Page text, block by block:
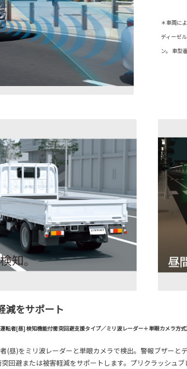
＊車両に
ディーゼ
ン。 車型
減をサポート
転者[昼] 検知機能付衝突回避支援タイプ／ミリ波レーダー＋単眼カメラ方式
(昼)をミリ波レーダーと単眼カメラで検出。警報ブザー
回避または被害軽減をサポートします。プリクラッシ